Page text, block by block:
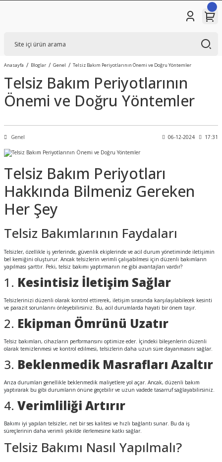
Anasayfa Bloglar Genel Telsiz Bakım Periyotlarının Önemi ve Doğru Yöntemler
Telsiz Bakım Periyotlarının
Önemi ve Doğru Yöntemler
Genel 06-12-2024 17:31
Telsiz Bakım Periyotları
Hakkında Bilmeniz Gereken
Her Şey
Telsiz Bakımlarının Faydaları
Telsizler, özellikle iş yerlerinde, güvenlik ekiplerinde ve acil durum yönetiminde iletişimin
bel kemiğini oluşturur. Ancak telsizlerin verimli çalışabilmesi için düzenli bakımların
yapılması şarttır. Peki, telsiz bakımı yaptırmanın ne gibi avantajları vardır?
1. Kesintisiz İletişim Sağlar
Telsizlerinizi düzenli olarak kontrol ettirerek, iletişim sırasında karşılaşılabilecek kesinti
ve parazit sorunlarını önleyebilirsiniz. Bu, acil durumlarda hayati bir önem taşır.
2. Ekipman Ömrünü Uzatır
Telsiz bakımları, cihazların performansını optimize eder. İçindeki bileşenlerin düzenli
olarak temizlenmesi ve kontrol edilmesi, telsizlerin daha uzun süre dayanmasını sağlar.
3. Beklenmedik Masrafları Azaltır
Arıza durumları genellikle beklenmedik maliyetlere yol açar. Ancak, düzenli bakım
yaptırarak bu gibi durumların önüne geçebilir ve uzun vadede tasarruf sağlayabilirsiniz.
4. Verimliliği Artırır
Bakımı iyi yapılan telsizler, net bir ses kalitesi ve hızlı bağlantı sunar. Bu da iş
süreçlerinin daha verimli şekilde ilerlemesine katkı sağlar.
Telsiz Bakımı Nasıl Yapılmalı?